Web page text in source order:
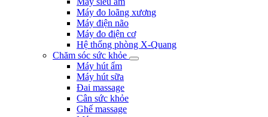
Máy đo loãng xương
Máy điện não
Máy đo điện cơ
Hệ thống phòng X-Quang
Chăm sóc sức khỏe
Máy hút ẩm
Máy hút sữa
Đai massage
Cân sức khỏe
Ghế massage